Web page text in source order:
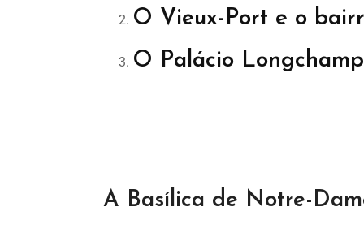
O Vieux-Port e o
O Palácio Longchamp
A Basílica de Notre-